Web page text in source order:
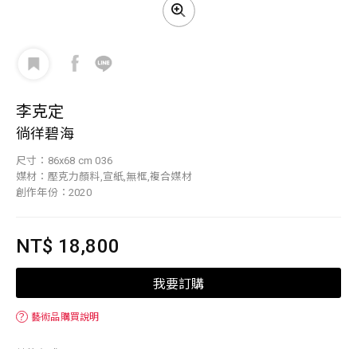
李克定
徜徉碧海
尺寸：86x68 cm 036
媒材：壓克力顏料,宣紙,無框,複合媒材
創作年份：2020
NT$ 18,800
我要訂購
？ 藝術品購買說明